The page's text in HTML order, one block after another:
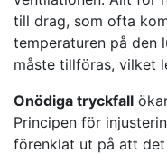
till drag, som ofta
temperaturen på den
måste tillföras, vilket
Onödiga tryckfall
Principen för
förenklat ut på att